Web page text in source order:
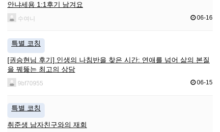
안냐세용 1:1후기 남겨요
수여니 06-16
특별 코칭
​[권승현님 후기] 인생의 나침반을 찾은 시간: 연애를 넘어 삶의 본질
을 꿰뚫는 최고의 상담
9bf70955 06-15
특별 코칭
취준생 남자친구와의 재회